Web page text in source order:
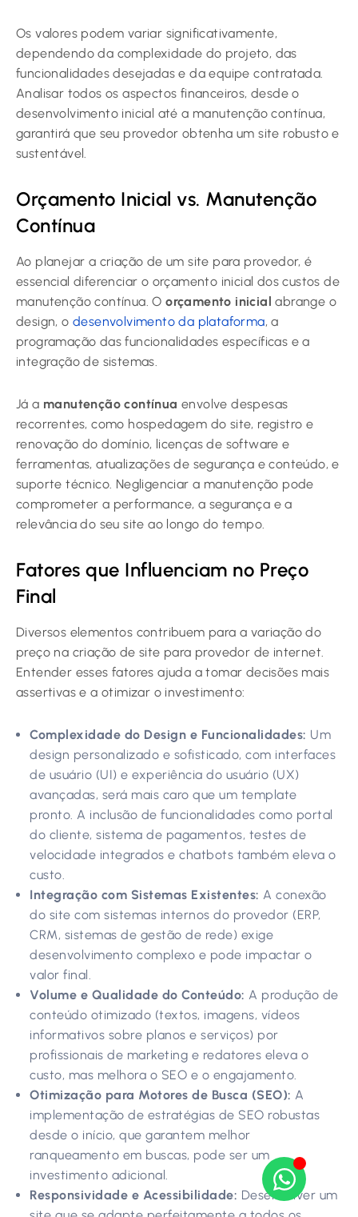
Os valores podem variar significativamente,
dependendo da complexidade do projeto, das
funcionalidades desejadas e da equipe contratada.
Analisar todos os aspectos financeiros, desde o
desenvolvimento inicial até a manutenção contínua,
garantirá que seu provedor obtenha um site robusto e
sustentável.
Orçamento Inicial vs. Manutenção
Contínua
Ao planejar a criação de um site para provedor, é
essencial diferenciar o orçamento inicial dos custos de
manutenção contínua. Oorçamento inicial abrange o
design, odesenvolvimento da plataforma, a
programação das funcionalidades específicas e a
integração de sistemas.
Já a manutenção contínua envolve despesas
recorrentes, como hospedagem do site, registro e
renovação do domínio, licenças de software e
ferramentas, atualizações de segurança e conteúdo, e
suporte técnico. Negligenciar a manutenção pode
comprometer a performance, a segurança e a
relevância do seu site ao longo do tempo.
Fatores que Influenciam no Preço
Final
Diversos elementos contribuem para a variação do
preço na criação de site para provedor de internet.
Entender esses fatores ajuda a tomar decisões mais
assertivas e a otimizar o investimento:
Complexidade do Design e Funcionalidades: Um
design personalizado e sofisticado, com interfaces
de usuário (UI) e experiência do usuário (UX)
avançadas, será mais caro que um template
pronto. A inclusão de funcionalidades como portal
do cliente, sistema de pagamentos, testes de
velocidade integrados e chatbots também eleva o
custo.
Integração com Sistemas Existentes: A conexão
do site com sistemas internos do provedor (ERP,
CRM, sistemas de gestão de rede) exige
desenvolvimento complexo e pode impactar o
valor final.
Volume e Qualidade do Conteúdo: A produção de
conteúdo otimizado (textos, imagens, vídeos
informativos sobre planos e serviços) por
profissionais de marketing e redatores eleva o
custo, mas melhora o SEO e o engajamento.
Otimização para Motores de Busca (SEO): A
implementação de estratégias de SEO robustas
desde o início, que garantem melhor
ranqueamento em buscas, pode ser um
investimento adicional.
Responsividade e Acessibilidade: Desenvolver um